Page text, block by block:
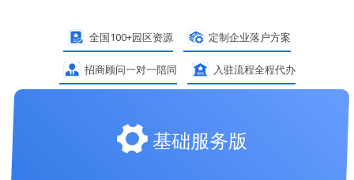
全国100+园区资源 定制企业落户方案
招商顾问一对一陪同 入驻流程全程代办
基础服务版